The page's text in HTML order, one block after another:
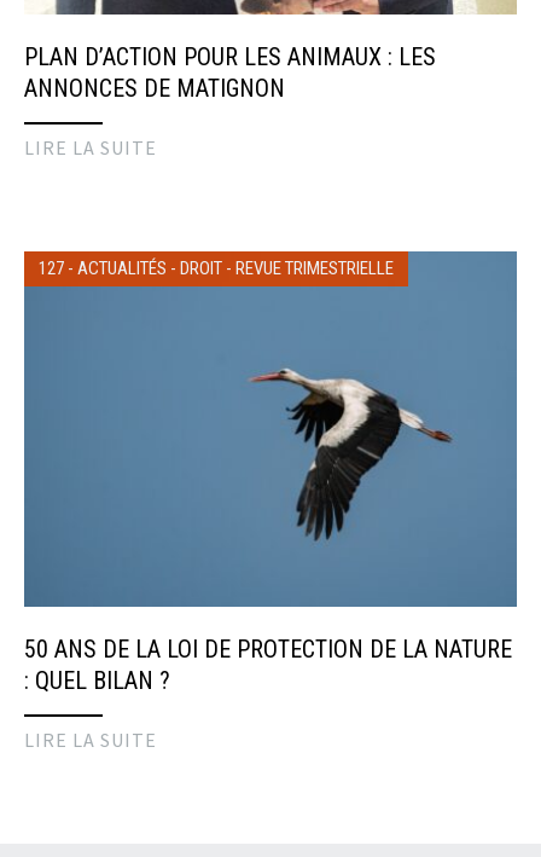
PLAN D’ACTION POUR LES ANIMAUX : LES
ANNONCES DE MATIGNON
LIRE LA SUITE
127 - ACTUALITÉS - DROIT - REVUE TRIMESTRIELLE
50 ANS DE LA LOI DE PROTECTION DE LA NATURE
: QUEL BILAN ?
LIRE LA SUITE